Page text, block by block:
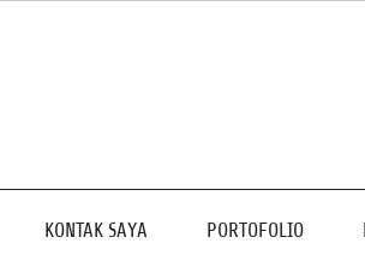
KONTAK SAYA PORTOFOLIO